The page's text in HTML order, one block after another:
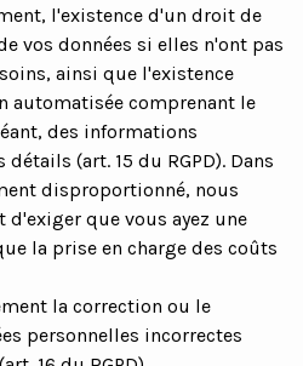
l'existence d'un droit de
vos données si elles n'ont pas
ainsi que l'existence
automatisée comprenant le
des informations
(art. 15 du RGPD). Dans
disproportionné, nous
d'exiger que vous ayez une
la prise en charge des coûts
la correction ou le
personnelles incorrectes